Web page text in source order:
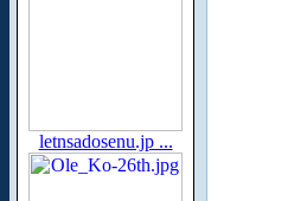
letnsadosenu.jp ...